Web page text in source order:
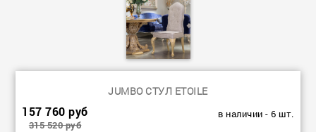
JUMBO СТУЛ ETOILE
157 760 руб
315 520 руб
в наличии - 6 шт.